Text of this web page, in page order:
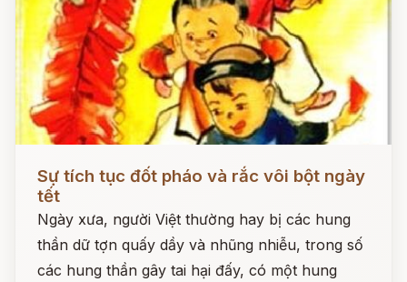
Sự tích tục đốt pháo và rắc vôi bột ngày
tết
Ngày xưa, người Việt thường hay bị các hung
thần dữ tợn quấy dầy và nhũng nhiễu, trong số
các hung thần gây tai hại đấy, có một hung